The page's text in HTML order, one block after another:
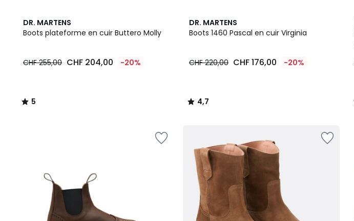
DR. MARTENS
Boots plateforme en cuir Buttero Molly
204,00
CHF
CHF 255,00 CHF 204,00 -20%
5
/
5
/
DR. MARTENS
Boots 1460 Pascal en cuir Virginia
CHF 220,00 CHF 176,00 -20%
4,7
/ 5
4,7
/